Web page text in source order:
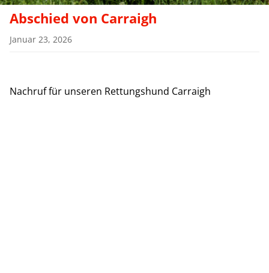
Abschied von Carraigh
Januar 23, 2026
Nachruf für unseren Rettungshund Carraigh